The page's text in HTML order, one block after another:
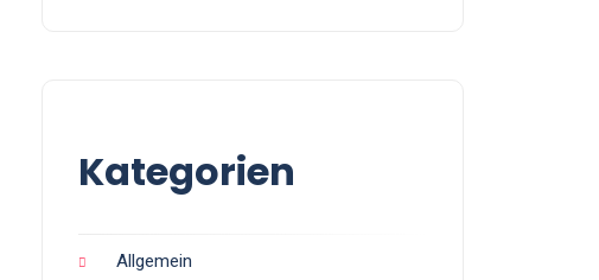
Kategorien
Allgemein